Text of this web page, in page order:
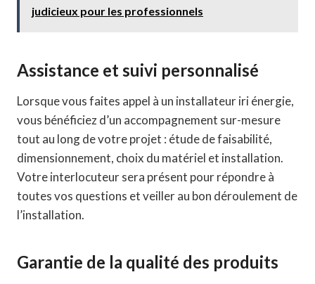
judicieux pour les professionnels
Assistance et suivi personnalisé
Lorsque vous faites appel à un installateur iri énergie,
vous bénéficiez d’un accompagnement sur-mesure
tout au long de votre projet : étude de faisabilité,
dimensionnement, choix du matériel et installation.
Votre interlocuteur sera présent pour répondre à
toutes vos questions et veiller au bon déroulement de
l’installation.
Garantie de la qualité des produits